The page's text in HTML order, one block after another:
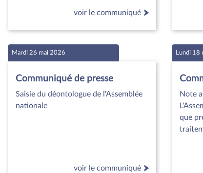
voir le communiqué
Mardi 26 mai 2026
Communiqué de presse
Saisie du déontologue de l'Assemblée
nationale
voir le communiqué
Lundi 18
Note
que